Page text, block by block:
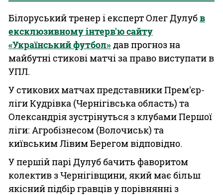
Білоруський тренер і експерт Олег Дулубв
ексклюзивному інтерв'ю сайту
«Український футбол»дав прогноз на
майбутні стикові матчі за право виступати в
УПЛ.
У стикових матчах представники Прем'єр-
ліги Кудрівка (Чернігівська область) та
Олександрія зустрінуться з клубами Першої
ліги: Агробізнесом (Волочиськ) та
київським Лівим Берегом відповідно.
У першій парі Дулуб бачить фаворитом
колектив з Чернігівщини, який має більш
якісний підбір гравців у порівнянні з